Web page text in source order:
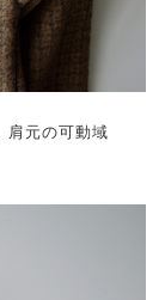
肩元の可動域